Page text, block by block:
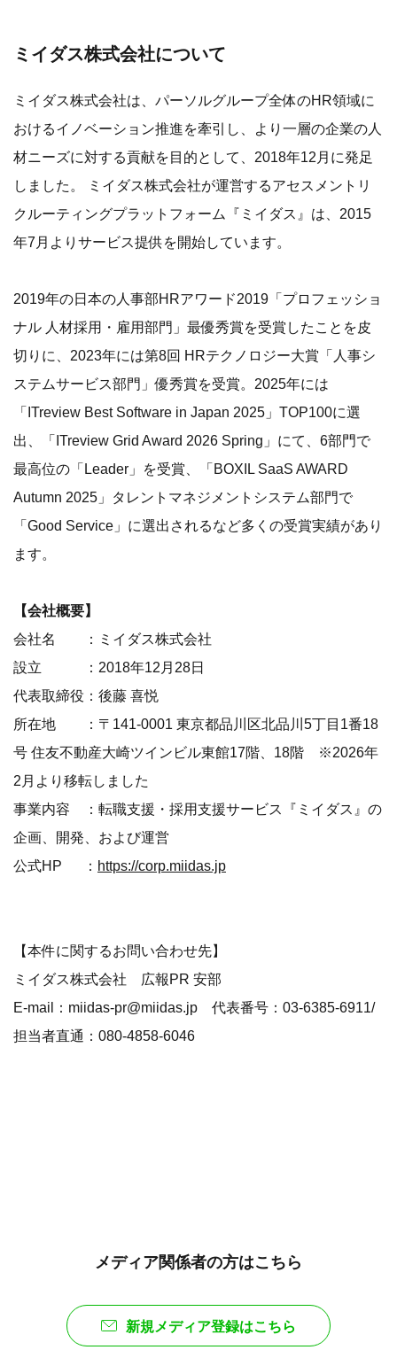
ミイダス株式会社について
ミイダス株式会社は、パーソルグループ全体のHR領域に
おけるイノベーション推進を牽引し、より一層の企業の人
材ニーズに対する貢献を目的として、2018年12月に発足
しました。 ミイダス株式会社が運営するアセスメントリ
クルーティングプラットフォーム『ミイダス』は、2015
年7月よりサービス提供を開始しています。
2019年の日本の人事部HRアワード2019「プロフェッショ
ナル 人材採用・雇用部門」最優秀賞を受賞したことを皮
切りに、2023年には第8回 HRテクノロジー大賞「人事シ
ステムサービス部門」優秀賞を受賞。2025年には
「ITreview Best Software in Japan 2025」TOP100に選
出、「ITreview Grid Award 2026 Spring」にて、6部門で
最高位の「Leader」を受賞、「BOXIL SaaS AWARD
Autumn 2025」タレントマネジメントシステム部門で
「Good Service」に選出されるなど多くの受賞実績があり
ます。
【会社概要】
会社名 ：ミイダス株式会社
設立 ：2018年12月28日
代表取締役：後藤 喜悦
所在地 ：〒141-0001 東京都品川区北品川5丁目1番18
号 住友不動産大崎ツインビル東館17階、18階 ※2026年
2月より移転しました
事業内容 ：転職支援・採用支援サービス『ミイダス』の
企画、開発、および運営
公式HP ： https://corp.miidas.jp
【本件に関するお問い合わせ先】
ミイダス株式会社 広報PR 安部
E-mail：miidas-pr@miidas.jp 代表番号：‭03-6385-6911‬/
担当者直通：080-4858-6046
メディア関係者の方はこちら
新規メディア登録はこちら